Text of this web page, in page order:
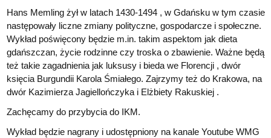
Hans Memling żył w latach 1430-1494 , w Gdańsku w tym czasie
następowały liczne zmiany polityczne, gospodarcze i społeczne.
Wykład poświęcony będzie m.in. takim aspektom jak dieta
gdańszczan, życie rodzinne czy troska o zbawienie. Ważne będą
też takie zagadnienia jak luksusy i bieda we Florencji , dwór
księcia Burgundii Karola Śmiałego. Zajrzymy też do Krakowa, na
dwór Kazimierza Jagiellończyka i Elżbiety Rakuskiej .
Zachęcamy do przybycia do IKM.
Wykład będzie nagrany i udostępniony na kanale Youtube WMG